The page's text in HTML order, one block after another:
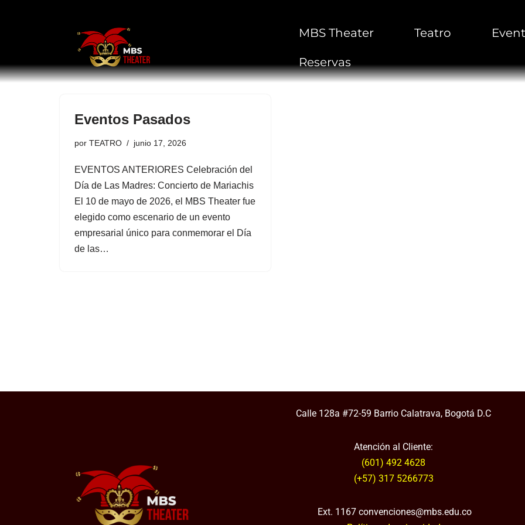
contenido
MBS Theater Teatro
Reservas
Eventos Pasados
por TEATRO junio 17, 2026
EVENTOS ANTERIORES Celebración del
Día de Las Madres: Concierto de Mariachis
El 10 de mayo de 2026, el MBS Theater fue
elegido como escenario de un evento
empresarial único para conmemorar el Día
de las…
Calle 128a #72-59 Barrio Calatrava, Bogotá D.C
Atención al Cliente:
(601) 492 4628
(+57) 317 5266773
Ext. 1167 convenciones@mbs.edu.co